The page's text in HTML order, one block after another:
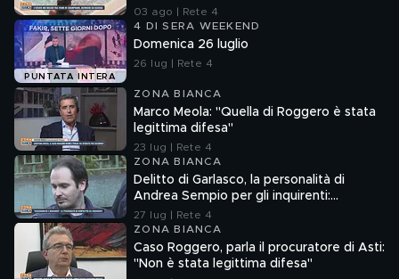
03 ago | Rete 4
PUNTATA INTERA
4 DI SERA WEEKEND
Domenica 26 luglio
26 lug | Rete 4
ZONA BIANCA
Marco Meola: "Quella di Roggero è stata
legittima difesa"
23 lug | Rete 4
ZONA BIANCA
Delitto di Garlasco, la personalità di
Andrea Sempio per gli inquirenti:
"Ossessionato e bugiardo"
27 lug | Rete 4
ZONA BIANCA
Caso Roggero, parla il procuratore di Asti:
"Non è stata legittima difesa"